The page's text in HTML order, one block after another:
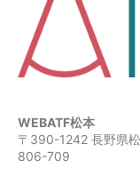
WEBATF松本
〒390-1242 長野県
806-709